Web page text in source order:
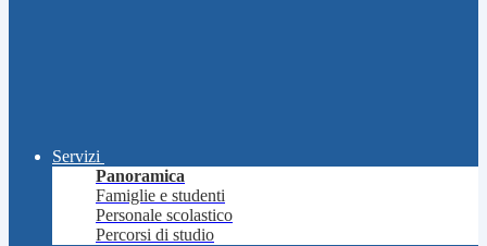
Servizi
Panoramica
Famiglie e studenti
Personale scolastico
Percorsi di studio